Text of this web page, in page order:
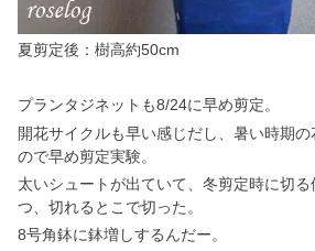
夏剪定後：樹高約50cm
プランタジネットも8/24に早め剪定。
開花サイクルも早い感じだし、暑い時期
ので早め剪定実験。
太いシュートが出ていて、冬剪定時に切
つ、切れるとこで切った。
8号角鉢に鉢増しするんだー。